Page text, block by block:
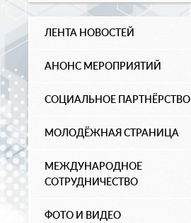
ЛЕНТА НОВОСТЕЙ
АНОНС МЕРОПРИЯТИЙ
СОЦИАЛЬНОЕ ПАРТНЁРСТВО
МОЛОДЁЖНАЯ СТРАНИЦА
МЕЖДУНАРОДНОЕ
СОТРУДНИЧЕСТВО
ФОТО И ВИДЕО